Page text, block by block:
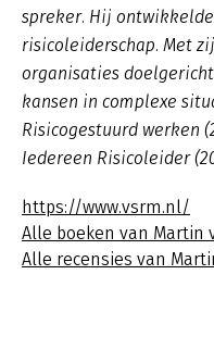
spreker. Hij
risicoleiderschap. Met
organisaties
kansen in complexe
Risicogestuurd werken
Iedereen Risicoleider
https://www.vsrm.nl/
Alle boeken van Martin
Alle recensies van